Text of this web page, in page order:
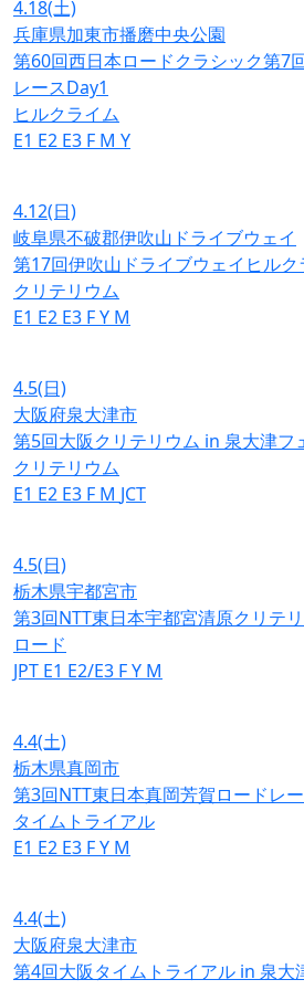
4.18(土)
兵庫県加東市播磨中央公園
第60回西日本ロードクラシック第7
レースDay1
ヒルクライム
E1 E2 E3 F M Y
4.12(日)
岐阜県不破郡伊吹山ドライブウェイ
第17回伊吹山ドライブウェイヒルク
クリテリウム
E1 E2 E3 FY M
4.5(日)
大阪府泉大津市
第5回大阪クリテリウム in 泉大津フ
クリテリウム
E1 E2 E3 F M JCT
4.5(日)
栃木県宇都宮市
第3回NTT東日本宇都宮清原クリテ
ロード
JPT E1 E2/E3 FY M
4.4(土)
栃木県真岡市
第3回NTT東日本真岡芳賀ロードレ
タイムトライアル
E1 E2 E3 FY M
4.4(土)
大阪府泉大津市
第4回大阪タイムトライアル in 泉大